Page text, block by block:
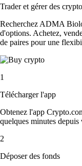
Trader et gérer des
Recherchez ADMA
d'options. Achetez,
de paires pour une
1
Télécharger l'app
Obtenez l'app
quelques minutes depuis
2
Déposer des fonds